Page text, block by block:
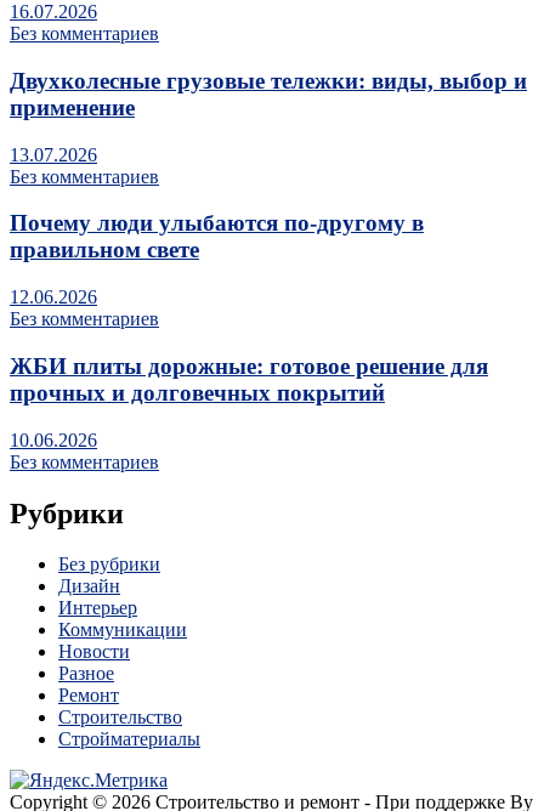
16.07.2026
Без комментариев
Двухколесные грузовые тележки: виды, выбор и
применение
13.07.2026
Без комментариев
Почему люди улыбаются по‑другому в
правильном свете
12.06.2026
Без комментариев
ЖБИ плиты дорожные: готовое решение для
прочных и долговечных покрытий
10.06.2026
Без комментариев
Рубрики
Без рубрики
Дизайн
Интерьер
Коммуникации
Новости
Разное
Ремонт
Строительство
Стройматериалы
Copyright © 2026 Строительство и ремонт - При поддержке By